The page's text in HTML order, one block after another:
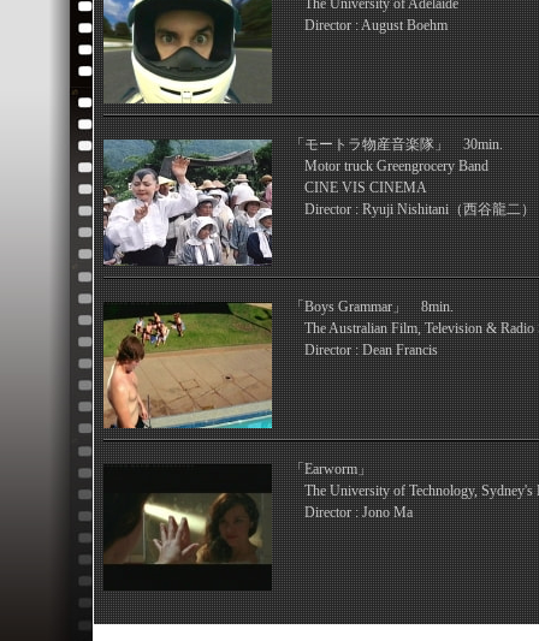
The University of Adelaide
Director : August Boehm
「モートラ物産音楽隊」 30min.
Motor truck Greengrocery Band
CINE VIS CINEMA
Director : Ryuji Nishitani（西谷龍二）
「Boys Grammar」 8min.
The Australian Film, Television & Radio
Director : Dean Francis
「Earworm」
The University of Technology, Sydney's
Director : Jono Ma